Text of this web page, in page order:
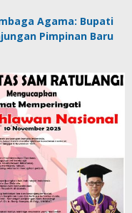
Agama: Bupati
Pimpinan Baru